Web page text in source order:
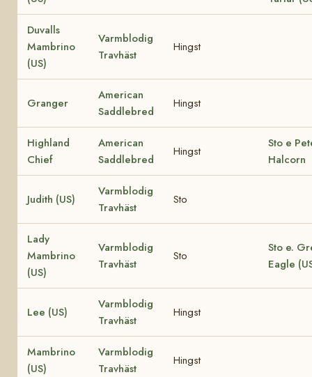
Duvalls
Mambrino
(US)
Varmblodig
Travhäst
Hingst
Granger
American
Saddlebred
Hingst
Highland
Chief
American
Saddlebred
Hingst
Sto e
Halcorn
Judith (US)
Varmblodig
Travhäst
Sto
Lady
Mambrino
(US)
Varmblodig
Travhäst
Sto
Sto e.
Eagle
Lee (US)
Varmblodig
Travhäst
Hingst
Mambrino
(US)
Varmblodig
Travhäst
Hingst